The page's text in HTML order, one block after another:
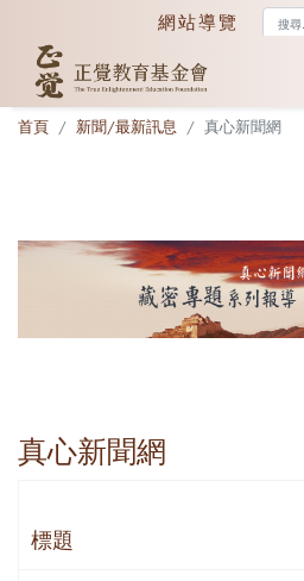
網站導覽
首頁 新聞/最新訊息 真心新聞網
真心新聞網
標題